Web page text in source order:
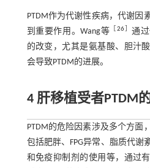
PTDM作为代谢性疾病，代谢因
到重要作用。Wang等 ［26 ］通
的改变，尤其是氨基酸、胆汁
会导致PTDM的进展。
4 肝移植受者PTDM
PTDM的危险因素涉及多个方面
包括肥胖、FPG异常、脂质代谢
和免疫抑制剂的使用等，通过